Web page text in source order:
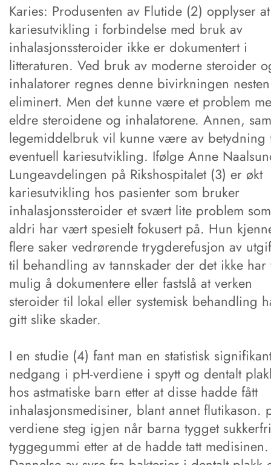
Karies: Produsenten av Flutide (2) opplyser
kariesutvikling i forbindelse med bruk av
inhalasjonssteroider ikke er dokumentert i
litteraturen. Ved bruk av moderne steroider
inhalatorer regnes denne bivirkningen
eliminert. Men det kunne være et problem
eldre steroidene og inhalatorene. Annen,
legemiddelbruk vil kunne være av betydning
eventuell kariesutvikling. Ifølge Anne
Lungeavdelingen på Rikshospitalet (3) er økt
kariesutvikling hos pasienter som bruker
inhalasjonssteroider et svært lite problem
aldri har vært spesielt fokusert på. Hun
flere saker vedrørende trygderefusjon av
til behandling av tannskader der det ikke
mulig å dokumentere eller fastslå at verken
steroider til lokal eller systemisk behandling
gitt slike skader.
I en studie (4) fant man en statistisk
nedgang i pH-verdiene i spytt og dentalt
hos astmatiske barn etter at disse hadde fått
inhalasjonsmedisiner, blant annet flutikason.
verdiene steg igjen når barna tygget sukkerfri
tyggegummi etter at de hadde tatt medisinen.